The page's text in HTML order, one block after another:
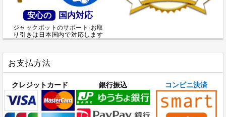
安心の 国内対応
ジャックポットのサポート·お取
り引きは日本国内で対応します
お支払方法
クレジットカード 銀行振込 コンビニ決済